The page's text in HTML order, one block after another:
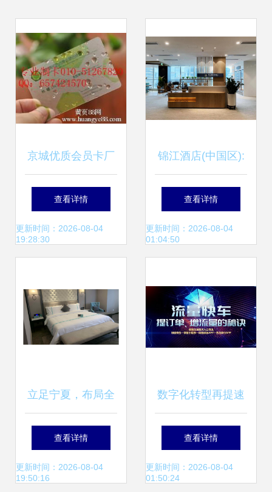
京城优质会员卡厂
家，助力餐饮业品
牌升级
查看详情
更新时间：2026-08-04
19:28:30
锦江酒店(中国区):
在变革中拥抱未来
实现高质量发展
查看详情
更新时间：2026-08-04
01:04:50
立足宁夏，布局全
国 论金香玉酒店管
理与餐饮管理的精
查看详情
更新时间：2026-08-04
19:50:16
数字化转型再提速
住哲云PMS如何重
构高端酒店智能管
查看详情
更新时间：2026-08-04
01:50:24